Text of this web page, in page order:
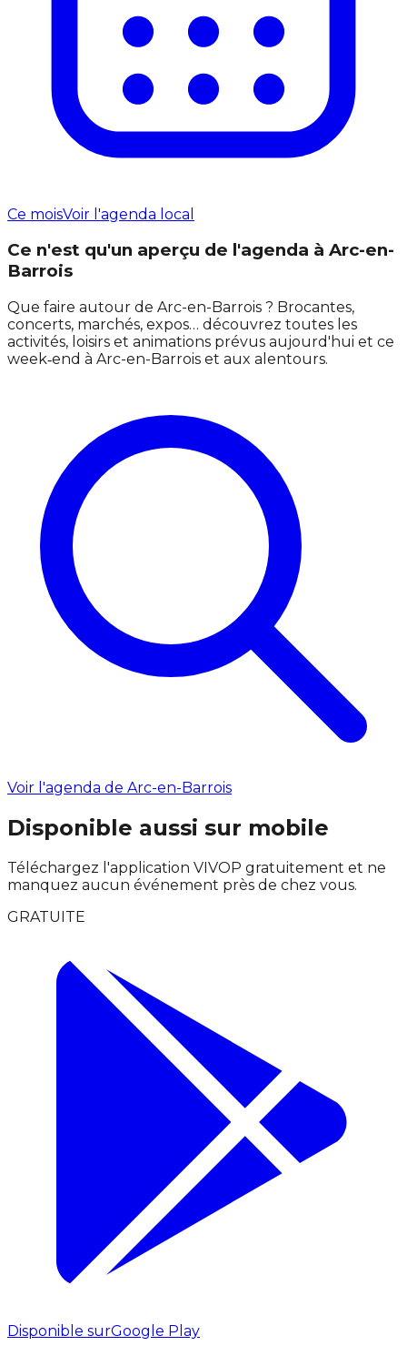
Ce moisVoir l'agenda local
Ce n'est qu'un aperçu de l'agenda à Arc-en-
Barrois
Que faire autour de Arc-en-Barrois ? Brocantes,
concerts, marchés, expos… découvrez toutes les
activités, loisirs et animations prévus aujourd'hui et ce
week‑end à Arc-en-Barrois et aux alentours.
Voir l'agenda de Arc-en-Barrois
Disponible aussi sur mobile
Téléchargez l'application VIVOP gratuitement et ne
manquez aucun événement près de chez vous.
GRATUITE
Disponible surGoogle Play